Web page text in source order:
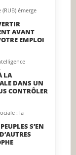
émerge
AVANT
EMPLOI
LA
DANS UN
CONTRÔLER
: la
S’EN